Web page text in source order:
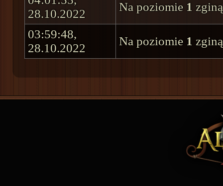
28.10.2022
Na poziomie 1
03:59:48,
28.10.2022
Na poziomie 1